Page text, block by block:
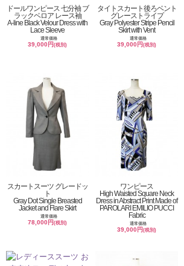
ドールワンピース 七分袖 ブ
ラックベロア レース袖
A-line Black Velour Dress with
Lace Sleeve
通常価格
39,000円(税別)
タイトスカート後ろベント
グレーストライプ
Gray Polyester Stripe Pencil
Skirt with Vent
通常価格
39,000円(税別)
スカートスーツ グレードッ
ト
Gray Dot Single Breasted
Jacket and Flare Skirt
通常価格
78,000円(税別)
ワンピース
High Waisted Square Neck
Dress in Abstract Print Made of
PAROLARI EMILIO PUCCI
Fabric
通常価格
39,000円(税別)